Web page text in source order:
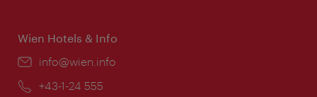
Wien Hotels & Info
Email:
info@wien.info
Telefon:
+43-1-24 555